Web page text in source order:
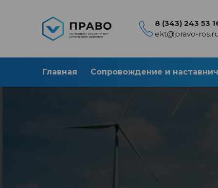
8 (343) 243 53
ekt@pravo-
Главная Сопровождение и